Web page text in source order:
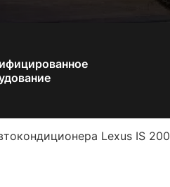
Lexus IS 200